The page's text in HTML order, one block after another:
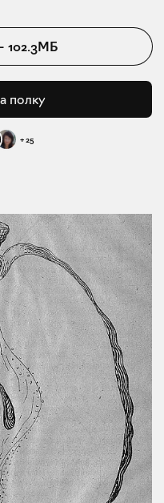
102.3МБ
полку
+25